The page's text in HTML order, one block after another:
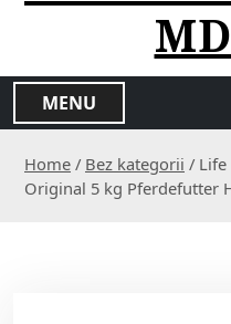
MENU
Home / Bez kategorii / Life
Original 5 kg Pferdefutter